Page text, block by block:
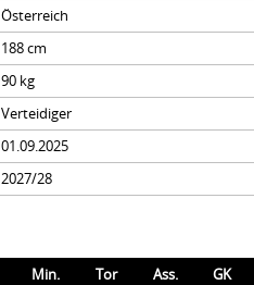
Österreich
188 cm
90 kg
Verteidiger
01.09.2025
2027/28
Min. Tor Ass. GK